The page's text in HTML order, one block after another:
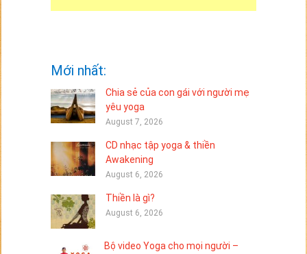
Mới nhất:
Chia sẻ của con gái với người mẹ
yêu yoga
August 7, 2026
CD nhạc tập yoga & thiền
Awakening
August 6, 2026
Thiền là gì?
August 6, 2026
Bộ video Yoga cho mọi người –